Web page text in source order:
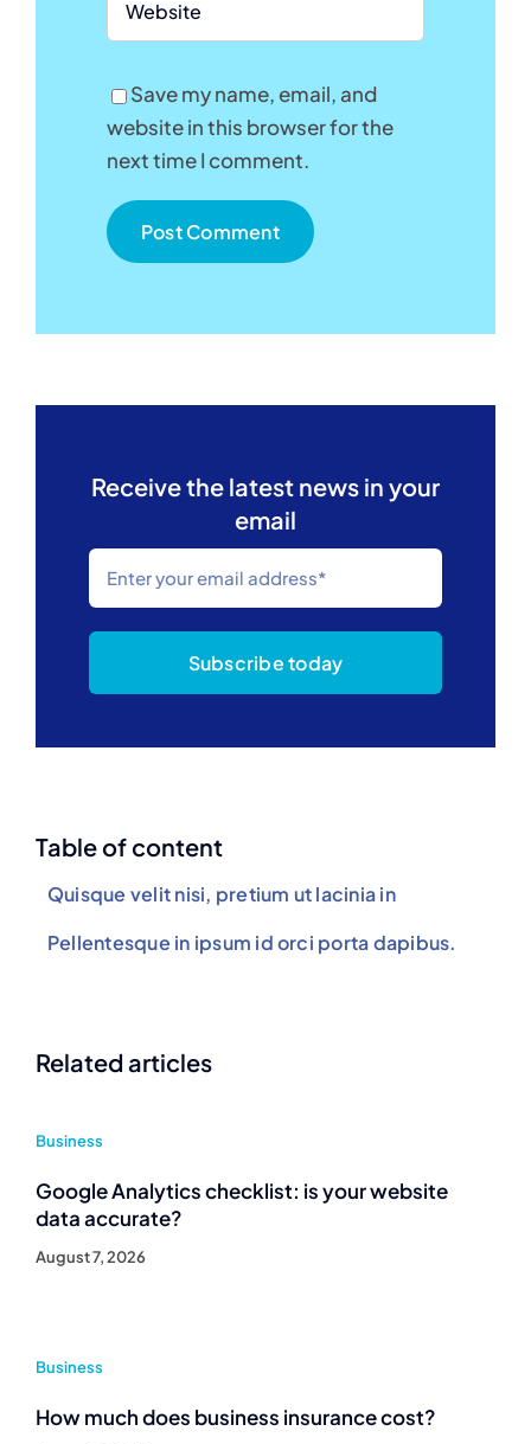
Save my name, email, and
website in this browser for the
next time I comment.
Receive the latest news in your
email
Subscribe today
Table of content
Quisque velit nisi, pretium ut lacinia in
Pellentesque in ipsum id orci porta dapibus.
Related articles
Business
Google Analytics checklist: is your website
data accurate?
August 7, 2026
Business
How much does business insurance cost?